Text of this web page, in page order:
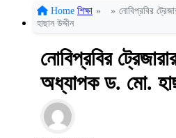
Home শিক্ষা » » নোবিপ্রবির
হাছান উদ্দীন
নোবিপ্রবির
অধ্যাপক ড. মো.